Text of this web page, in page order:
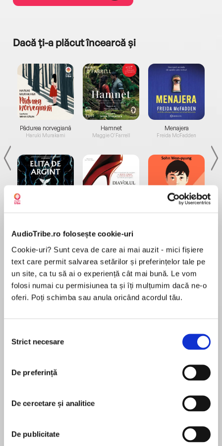
AudioTribe.ro folosește cookie-uri
Cookie-uri? Sunt ceva de care ai mai auzit - mici fișiere
text care permit salvarea setărilor și preferințelor tale pe
un site, ca tu să ai o experiență cât mai bună. Le vom
folosi numai cu permisiunea ta și îți mulțumim dacă ne-o
oferi. Poți schimba sau anula oricând acordul tău.
consimțământului
Strict necesare
De preferință
De cercetare și analitice
De publicitate
Dacă ți-a plăcut încearcă și
Pădurea norvegiană
Haruki Murakami
Hamnet
Maggie O'Farrell
Menajera
Freida McFadden
Desprecarte
A sinister surprise is lying in wait…
justice, Special Agent Lara Grant is relieved to
some gruesome events from over twenty years
An exhumation is necessary to unravel all the
close their quarry is… In fact, he's just one step
În acest moment nu există recenzii